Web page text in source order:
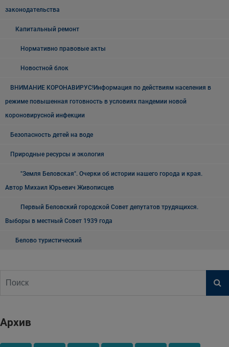
законодательства
Капитальный ремонт
Нормативно правовые акты
Новостной блок
ВНИМАНИЕ КОРОНАВИРУС!Информация по действиям населения в
режиме повышенная готовность в условиях пандемии новой
короновирусной инфекции
Безопасность детей на воде
Природные ресурсы и экология
"Земля Беловская". Очерки об истории нашего города и края.
Автор Михаил Юрьевич Живописцев
Первый Беловский городской Совет депутатов трудящихся.
Выборы в местный Совет 1939 года
Белово туристический
Архив